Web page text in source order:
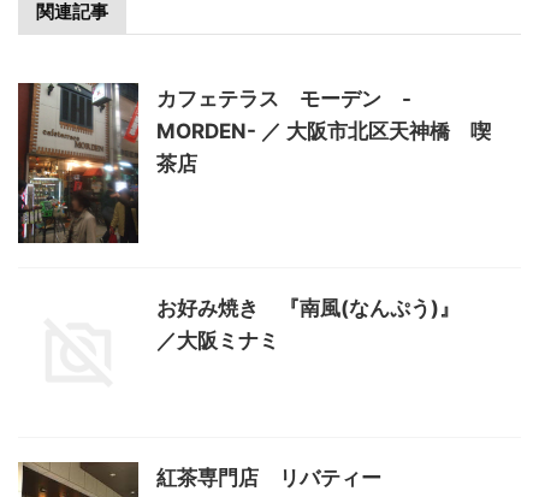
関連記事
カフェテラス モーデン -
MORDEN- ／ 大阪市北区天神橋 喫
茶店
お好み焼き 『南風(なんぷう)』
／大阪ミナミ
紅茶専門店 リバティー